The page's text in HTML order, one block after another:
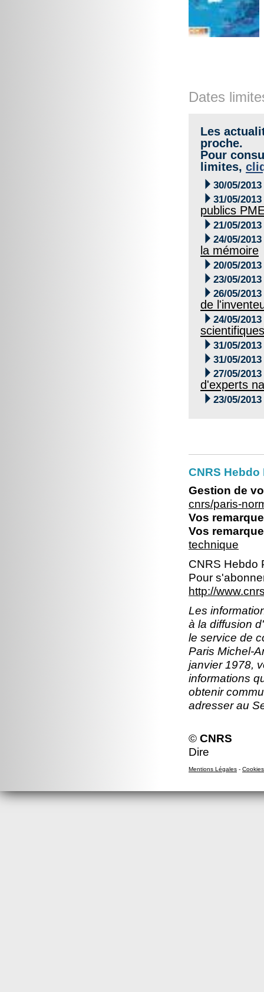
Dates
Les
proche.
Pour
limites,
 30/05/2013
 31/05/2013
publics
 21/05/2013
 24/05/2013
la mémoire
 20/05/2013
 23/05/2013
 26/05/2013
de
 24/05/2013
scientifiques
 31/05/2013
 31/05/2013
 27/05/2013
d'experts
 23/05/2013
CNRS
Gestion de
cnrs/paris-
Vos
Vos
technique
CNRS Hebdo
Pour
http://
Les
à la diffusion
le service de
Paris Michel-
janvier 1978,
informations
obtenir
adresser au
© CNRS
Dire
Mentions Légales - Cookies